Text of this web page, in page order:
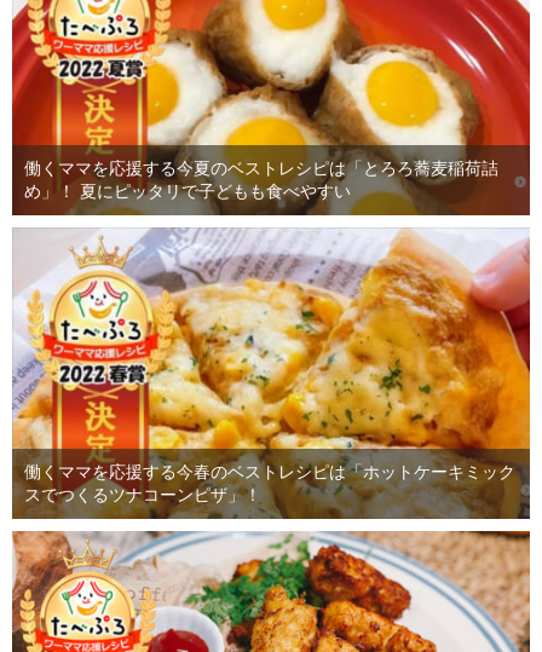
働くママを応援する今夏のベストレシピは「とろろ蕎麦稲荷詰
め」！ 夏にピッタリで子どもも食べやすい
働くママを応援する今春のベストレシピは「ホットケーキミック
スでつくるツナコーンピザ」！